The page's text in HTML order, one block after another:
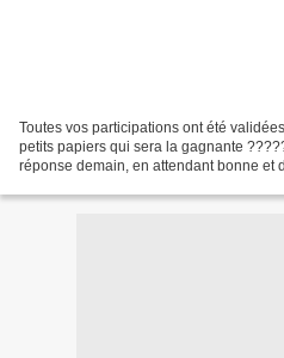
Toutes vos participations ont été
petits papiers qui sera la gagnante
réponse demain, en attendant bonne et